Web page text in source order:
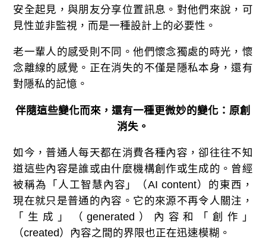
安全起見，與朋友分享位置訊息。對他們來說，可
見性並非監視，而是一種設計上的必要性。
老一輩人的感受則不同。他們懷念獨處的時光，懷
念離線的感覺。正在消失的不僅是隱私本身，還有
對隱私的記憶。
伴隨這些變化而來，還有一種更微妙的變化：原創
消失。
如今，普通人每天都在消費各種內容，卻往往不知
道這些內容是誰或由什麼機構創作或生成的。曾經
被稱為「人工智慧內容」（AI content）的東西，
現在就只是普通的內容。它的來源不再令人關注，
「生成」（generated）內容和「創作」
（created）內容之間的界限也正在迅速模糊。